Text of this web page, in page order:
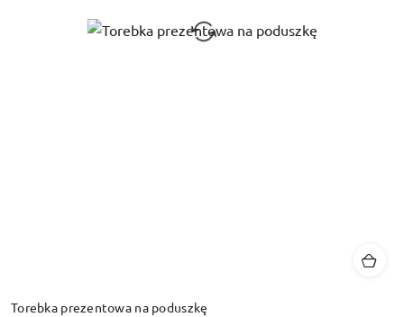
Torebka prezentowa na poduszkę